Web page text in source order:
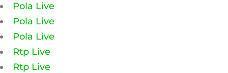
Pola Live
Pola Live
Pola Live
Rtp Live
Rtp Live